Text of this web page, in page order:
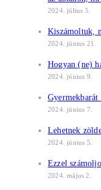
2024. július 5.
Kiszámoltuk,
2024. június 21.
Hogyan (ne)
2024. június 9.
Gyermekbarát
2024. június 7.
Lehetnek
2024. június 5.
Ezzel
2024. május 2.